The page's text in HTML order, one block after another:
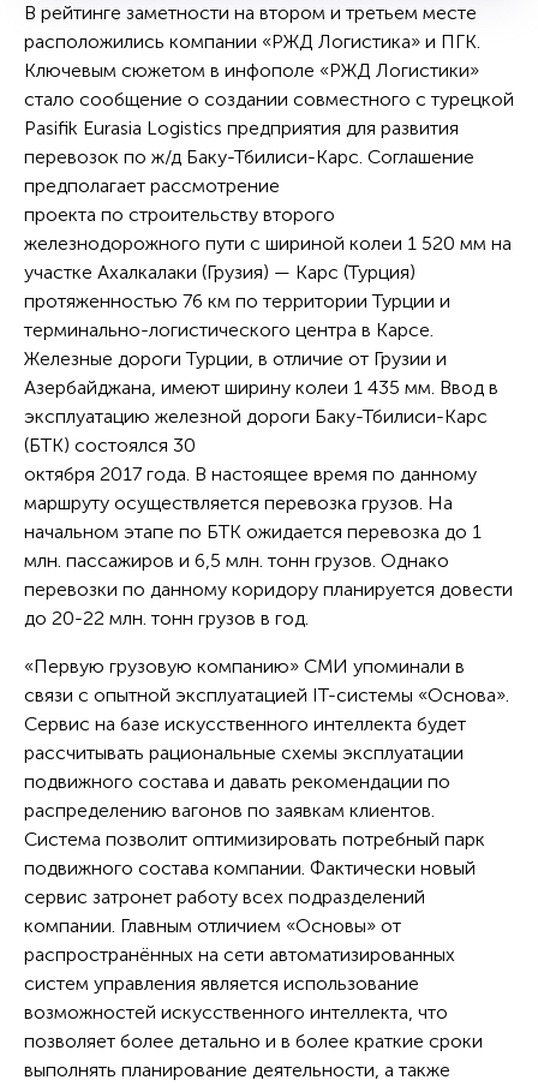
В рейтинге заметности на втором и третьем месте
расположились компании «РЖД Логистика» и ПГК.
Ключевым сюжетом в инфополе «РЖД Логистики»
стало сообщение о создании совместного с турецкой
Pasifik Eurasia Logistics предприятия для развития
перевозок по ж/д Баку-Тбилиси-Карс. Соглашение
предполагает рассмотрение
проекта по строительству второго
железнодорожного пути с шириной колеи 1 520 мм на
участке Ахалкалаки (Грузия) — Карс (Турция)
протяженностью 76 км по территории Турции и
терминально-логистического центра в Карсе.
Железные дороги Турции, в отличие от Грузии и
Азербайджана, имеют ширину колеи 1 435 мм. Ввод в
эксплуатацию железной дороги Баку-Тбилиси-Карс
(БТК) состоялся 30
октября 2017 года. В настоящее время по данному
маршруту осуществляется перевозка грузов. На
начальном этапе по БТК ожидается перевозка до 1
млн. пассажиров и 6,5 млн. тонн грузов. Однако
перевозки по данному коридору планируется довести
до 20-22 млн. тонн грузов в год.
«Первую грузовую компанию» СМИ упоминали в
связи с опытной эксплуатацией IT-системы «Основа».
Сервис на базе искусственного интеллекта будет
рассчитывать рациональные схемы эксплуатации
подвижного состава и давать рекомендации по
распределению вагонов по заявкам клиентов.
Система позволит оптимизировать потребный парк
подвижного состава компании. Фактически новый
сервис затронет работу всех подразделений
компании. Главным отличием «Основы» от
распространённых на сети автоматизированных
систем управления является использование
возможностей искусственного интеллекта, что
позволяет более детально и в более краткие сроки
выполнять планирование деятельности, а также